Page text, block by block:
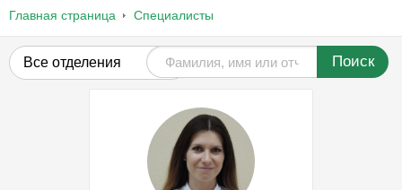
Главная страница Специалисты
Все отделения Поиск